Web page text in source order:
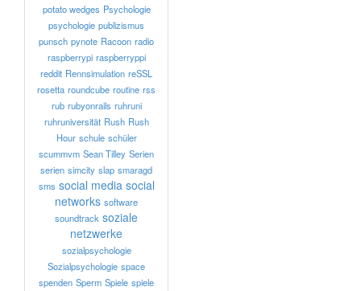
potato wedges Psychologie
psychologie publizismus
punsch pynote Racoon radio
raspberrypi raspberryppi
reddit Rennsimulation reSSL
rosetta roundcube routine rss
rub rubyonrails ruhruni
ruhruniversität Rush Rush
Hour schule schüler
scummvm Sean Tilley Serien
serien simcity slap smaragd
sms social media social
networks software
soundtrack soziale
netzwerke
sozialpsychologie
Sozialpsychologie space
spenden Sperm Spiele spiele